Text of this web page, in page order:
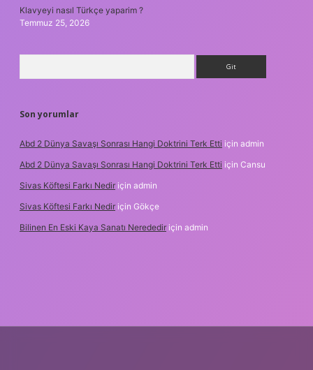
Klavyeyi nasıl Türkçe yaparim ?
Temmuz 25, 2026
Son yorumlar
Abd 2 Dünya Savaşı Sonrası Hangi Doktrini Terk Etti için admin
Abd 2 Dünya Savaşı Sonrası Hangi Doktrini Terk Etti için Cansu
Sivas Köftesi Farkı Nedir için admin
Sivas Köftesi Farkı Nedir için Gökçe
Bilinen En Eski Kaya Sanatı Nerededir için admin